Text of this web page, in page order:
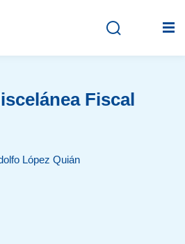
Inicio
Grabados
Fiscal
López Quián